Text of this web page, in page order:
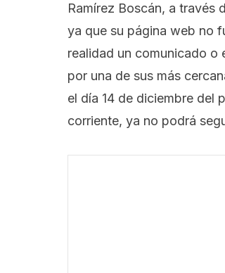
Ramírez Boscán, a través
ya que su página web no
realidad un comunicado o
por una de sus más
el día 14 de diciembre del
corriente, ya no podrá